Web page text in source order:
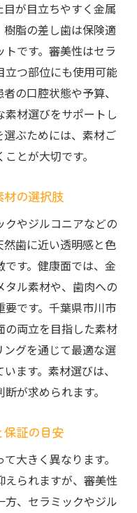
が目立ちやすく金属
脂の差し歯は保険適
です。審美性はセラ
立つ部位にも使用可能
の口腔状態や予算、
材選びをサポートし
ぶためには、素材ご
とが大切です。
の選択肢
やジルコニアなどの
歯に近い透明感と色
す。健康面では、金
タル素材や、歯肉への
です。千葉県市川市
の両立を目指した素材
グを通じて最適な選
ます。素材選びは、
が求められます。
保証の目安
大きく異なります。
えられますが、審美性
、セラミックやジル